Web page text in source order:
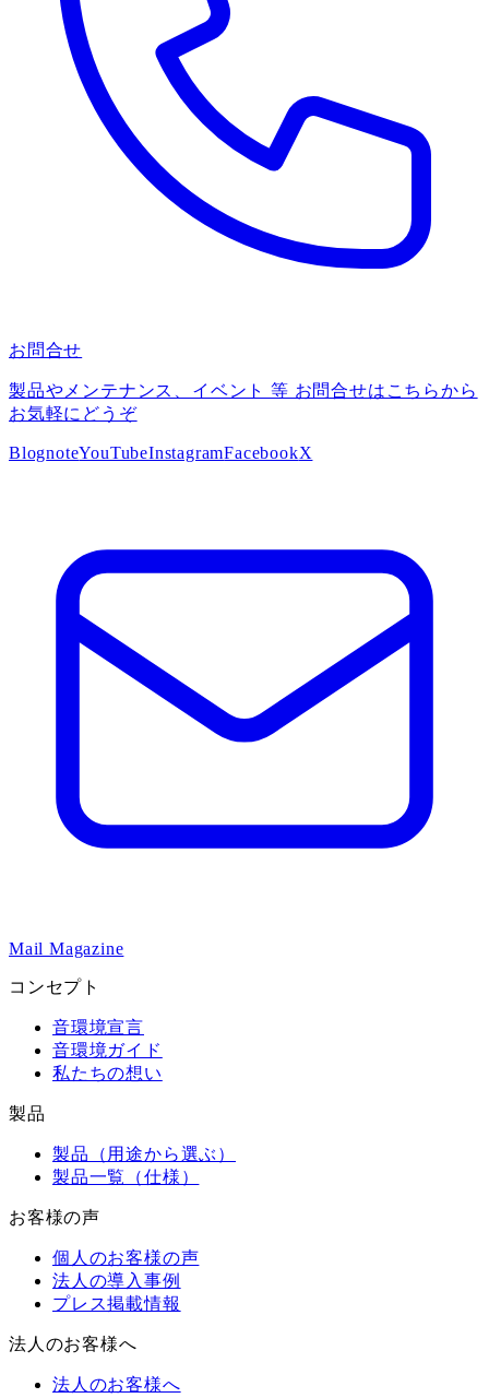
お問合せ
製品やメンテナンス、イベント 等 お問合せはこちらから
お気軽にどうぞ
BlognoteYouTubeInstagramFacebookX
Mail Magazine
コンセプト
音環境宣言
音環境ガイド
私たちの想い
製品
製品（用途から選ぶ）
製品一覧（仕様）
お客様の声
個人のお客様の声
法人の導入事例
プレス掲載情報
法人のお客様へ
法人のお客様へ